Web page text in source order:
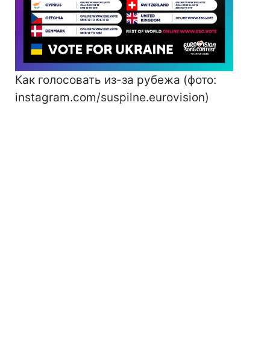
Как голосовать из-за рубежа (фото:
instagram.com/suspilne.eurovision)